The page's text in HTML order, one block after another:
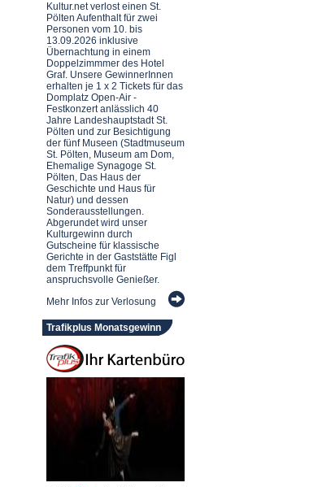
Kultur.net verlost einen St.
Pölten Aufenthalt für zwei
Personen vom 10. bis
13.09.2026 inklusive
Übernachtung in einem
Doppelzimmmer des Hotel
Graf. Unsere GewinnerInnen
erhalten je 1 x 2 Tickets für das
Domplatz Open-Air -
Festkonzert anlässlich 40
Jahre Landeshauptstadt St.
Pölten und zur Besichtigung
der fünf Museen (Stadtmuseum
St. Pölten, Museum am Dom,
Ehemalige Synagoge St.
Pölten, Das Haus der
Geschichte und Haus für
Natur) und dessen
Sonderausstellungen.
Abgerundet wird unser
Kulturgewinn durch
Gutscheine für klassische
Gerichte in der Gaststätte Figl
dem Treffpunkt für
anspruchsvolle Genießer.
Mehr Infos zur Verlosung
Trafikplus Monatsgewinn